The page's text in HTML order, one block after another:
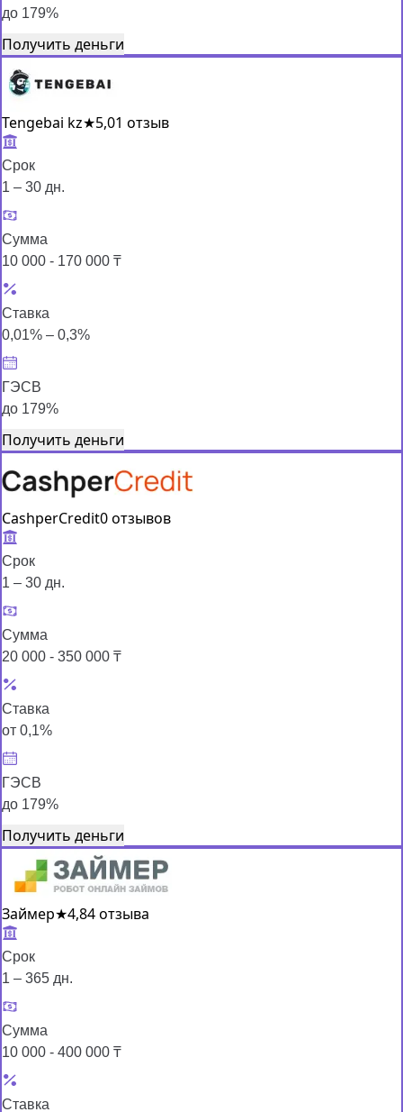
до 179%
Получить деньги
Tengebai kz★5,01 отзыв
Срок
1 – 30 дн.
Сумма
10 000 - 170 000 ₸
Ставка
0,01% – 0,3%
ГЭСВ
до 179%
Получить деньги
CashperCredit0 отзывов
Срок
1 – 30 дн.
Сумма
20 000 - 350 000 ₸
Ставка
от 0,1%
ГЭСВ
до 179%
Получить деньги
Займер★4,84 отзыва
Срок
1 – 365 дн.
Сумма
10 000 - 400 000 ₸
Ставка